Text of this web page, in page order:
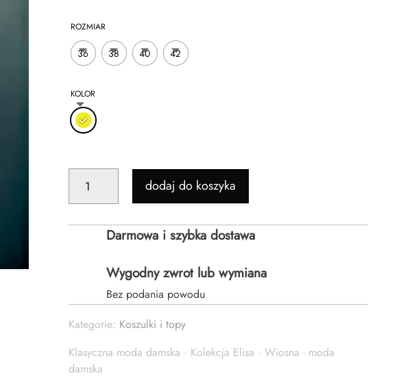
ROZMIAR
36 38 40 42
KOLOR
WISKOZOWA
NA
RAMIĄCZKACH
ŻÓŁTA
dodaj do koszyka
Darmowa i szybka dostawa
Wygodny zwrot lub wymiana
Bez podania powodu
Kategorie: Koszulki i topy
Klasyczna moda damska · Kolekcja Elisa · Wiosna - moda
damska